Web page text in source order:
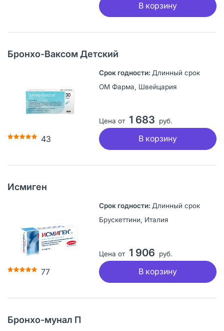
В корзину
Бронхо-Ваксом Детский
43
Длинный срок
ОМ Фарма, Швейцария
Цена от 1 683 руб.
В корзину
Исмиген
77
Длинный срок
Брускеттини, Италия
Цена от 1 906 руб.
В корзину
Бронхо-мунал П